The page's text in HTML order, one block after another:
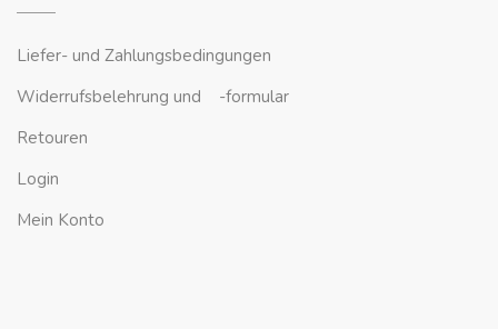
Liefer- und Zahlungsbedingungen
Widerrufsbelehrung und -formular
Retouren
Login
Mein Konto